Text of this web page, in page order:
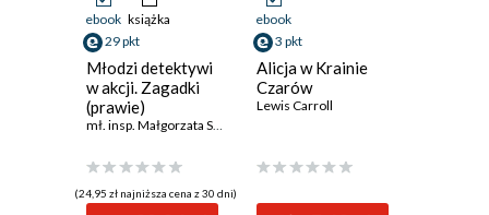
ebook książka
29 pkt
Młodzi detektywi
w akcji. Zagadki
(prawie)
kryminalne
(24,95 zł najniższa cena z 30 dni)
ebook
3 pkt
Alicja w Krainie
Czarów
Lewis Carroll